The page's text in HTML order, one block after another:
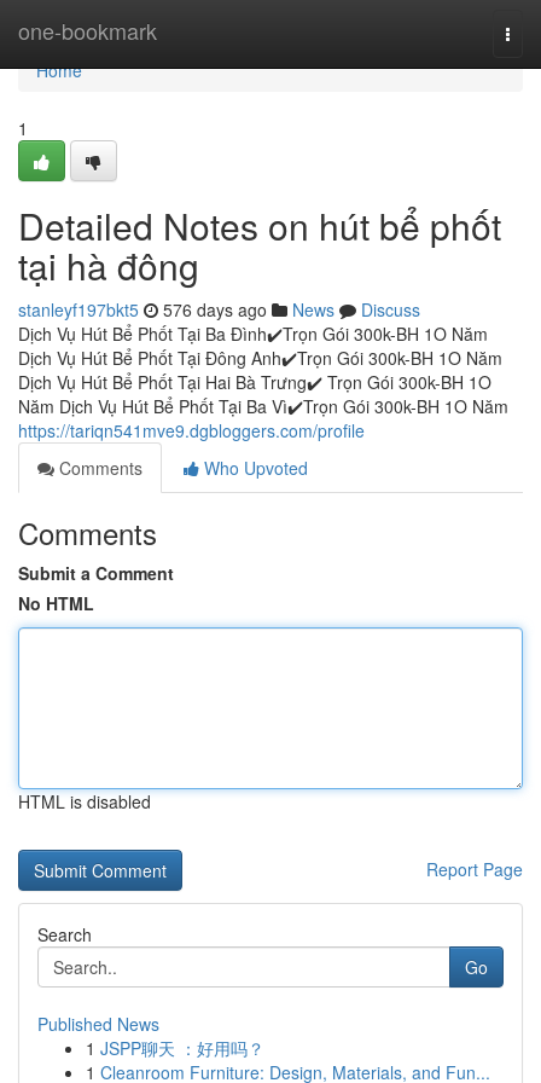
one-bookmark
Home
Home
1
Detailed Notes on hút bể phốt
tại hà đông
stanleyf197bkt5 576 days ago News
Discuss
Dịch Vụ Hút Bể Phốt Tại Ba Đình✔️Trọn Gói 300k-BH 1O Năm
Dịch Vụ Hút Bể Phốt Tại Đông Anh✔️Trọn Gói 300k-BH 1O Năm
Dịch Vụ Hút Bể Phốt Tại Hai Bà Trưng✔️ Trọn Gói 300k-BH 1O
Năm Dịch Vụ Hút Bể Phốt Tại Ba Vì✔️Trọn Gói 300k-BH 1O Năm
https://tariqn541mve9.dgbloggers.com/profile
Comments
Who Upvoted
Comments
Submit a Comment
No HTML
HTML is disabled
Report Page
Search
Go
Published News
1 JSPP聊天 ：好用吗？
1 Cleanroom Furniture: Design, Materials, and Fun...